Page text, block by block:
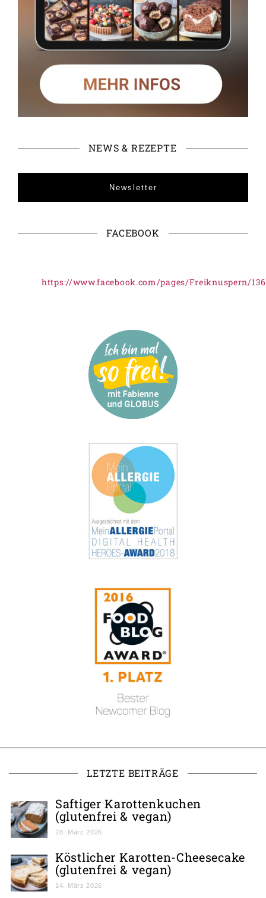
NEWS & REZEPTE
Newsletter
FACEBOOK
https://www.facebook.com/pages/Freiknuspern/
LETZTE BEITRÄGE
Saftiger Karottenkuchen
(glutenfrei & vegan)
28. März 2026
Köstlicher Karotten-Cheesecake
(glutenfrei & vegan)
14. März 2026